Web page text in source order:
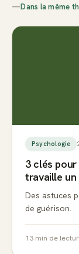
—Dans la même
Psychologie
3 clés
travaille un
Des astuces
de guérison.
13 min de